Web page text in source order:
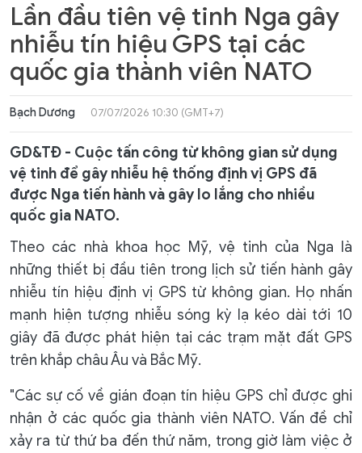
Lần đầu tiên vệ tinh Nga gây
nhiễu tín hiệu GPS tại các
quốc gia thành viên NATO
Bạch Dương 07/07/2026 10:30 (GMT+7)
GD&TĐ - Cuộc tấn công từ không gian sử dụng
vệ tinh để gây nhiễu hệ thống định vị GPS đã
được Nga tiến hành và gây lo lắng cho nhiều
quốc gia NATO.
Theo các nhà khoa học Mỹ, vệ tinh của Nga là
những thiết bị đầu tiên trong lịch sử tiến hành gây
nhiễu tín hiệu định vị GPS từ không gian. Họ nhấn
mạnh hiện tượng nhiễu sóng kỳ lạ kéo dài tới 10
giây đã được phát hiện tại các trạm mặt đất GPS
trên khắp châu Âu và Bắc Mỹ.
"Các sự cố về gián đoạn tín hiệu GPS chỉ được ghi
nhận ở các quốc gia thành viên NATO. Vấn đề chỉ
xảy ra từ thứ ba đến thứ năm, trong giờ làm việc ở